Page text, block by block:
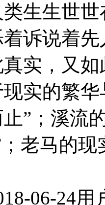
生生世
诉说着
实，又
实的繁
”；溪流
老马的
06-24用